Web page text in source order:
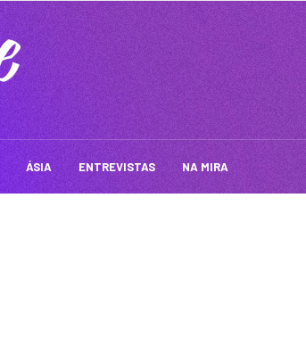
ÁSIA ENTREVISTAS NA MIRA